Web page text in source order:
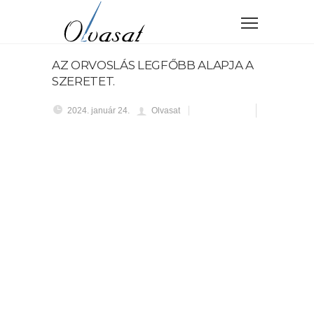
AZ ORVOSLÁS LEGFŐBB ALAPJA A
SZERETET.
2024. január 24. Olvasat